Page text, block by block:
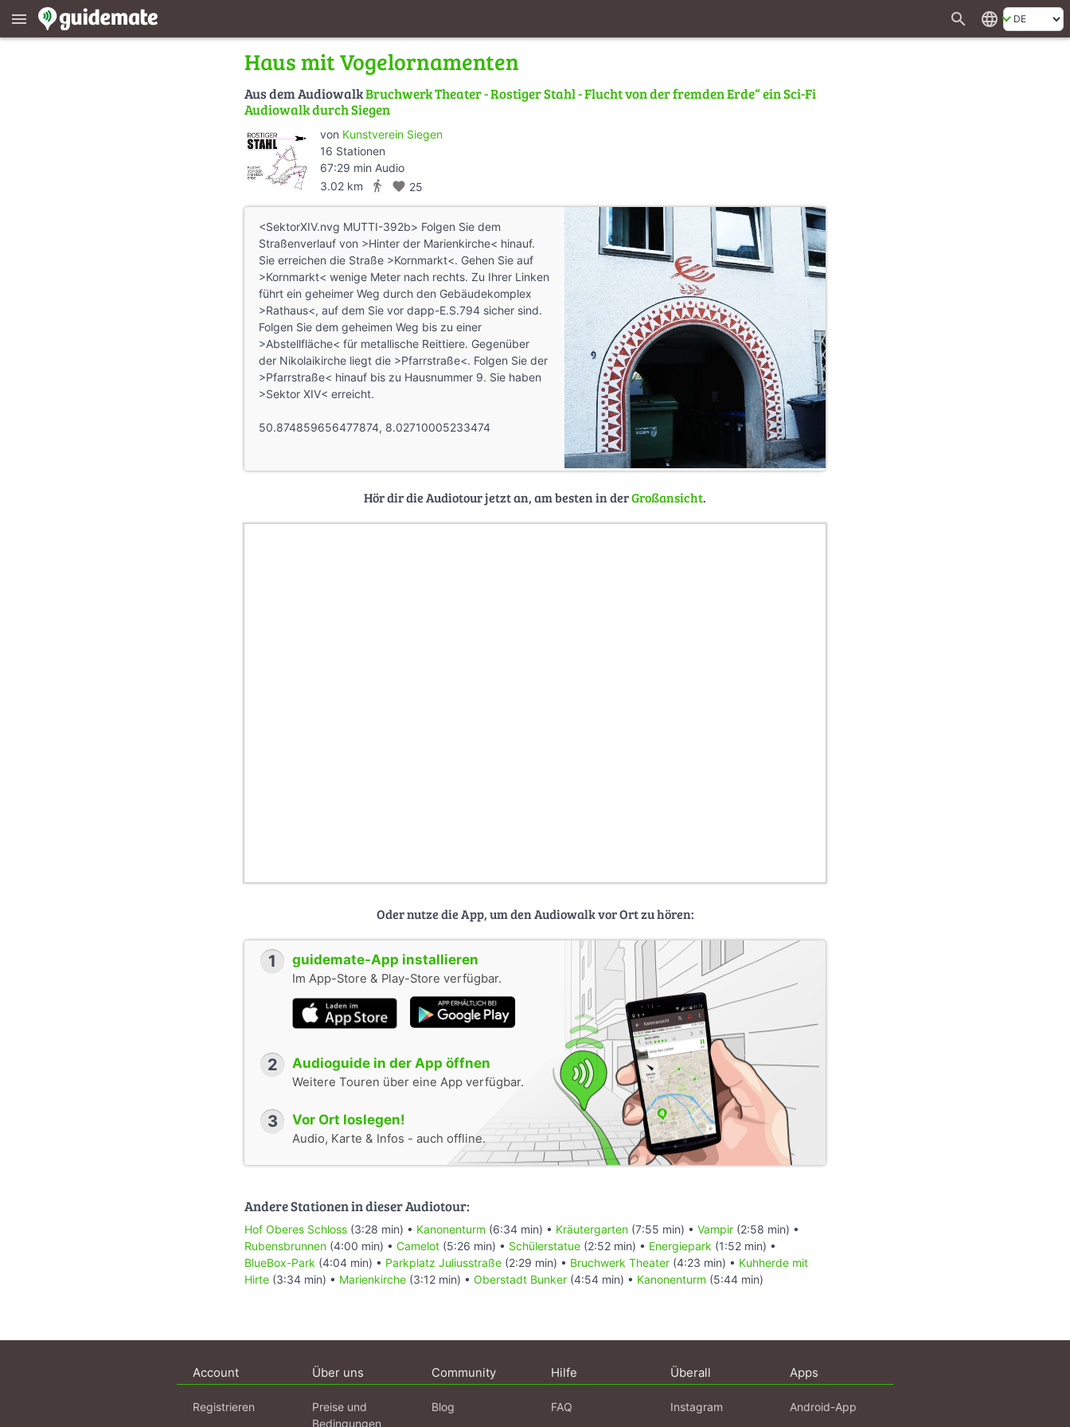
menu search language
Haus mit Vogelornamenten
Aus dem AudiowalkBruchwerk Theater - Rostiger Stahl - Flucht von der fremden Erde“ ein Sci-Fi
Audiowalk durch Siegen
von Kunstverein Siegen
16 Stationen
67:29 min Audio
3.02 km
directions_walk favorite 25
<SektorXIV.nvg MUTTI-392b> Folgen Sie dem
Straßenverlauf von >Hinter der Marienkirche< hinauf.
Sie erreichen die Straße >Kornmarkt<. Gehen Sie auf
>Kornmarkt< wenige Meter nach rechts. Zu Ihrer Linken
führt ein geheimer Weg durch den Gebäudekomplex
>Rathaus<, auf dem Sie vor dapp-E.S.794 sicher sind.
Folgen Sie dem geheimen Weg bis zu einer
>Abstellfläche< für metallische Reittiere. Gegenüber
der Nikolaikirche liegt die >Pfarrstraße<. Folgen Sie der
>Pfarrstraße< hinauf bis zu Hausnummer 9. Sie haben
>Sektor XIV< erreicht.
50.874859656477874, 8.02710005233474
Hör dir die Audiotour jetzt an, am besten in derGroßansicht.
Oder nutze die App, um den Audiowalk vor Ort zu hören:
1 guidemate-App installieren
Im App-Store & Play-Store verfügbar.
2 Audioguide in der App öffnen
Weitere Touren über eine App verfügbar.
3 Vor Ort loslegen!
Audio, Karte & Infos - auch offline.
Andere Stationen in dieser Audiotour:
Hof Oberes Schloss (3:28 min) • Kanonenturm (6:34 min) • Kräutergarten (7:55 min) • Vampir (2:58 min) •
Rubensbrunnen (4:00 min) • Camelot (5:26 min) • Schülerstatue (2:52 min) • Energiepark (1:52 min) •
BlueBox-Park (4:04 min) • Parkplatz Juliusstraße (2:29 min) • Bruchwerk Theater (4:23 min) • Kuhherde mit
Hirte (3:34 min) • Marienkirche (3:12 min) • Oberstadt Bunker (4:54 min) • Kanonenturm (5:44 min)
Account
Registrieren
Über uns
Preise und
Bedingungen
Community
Blog
Hilfe
FAQ
Überall
Instagram
Apps
Android-App